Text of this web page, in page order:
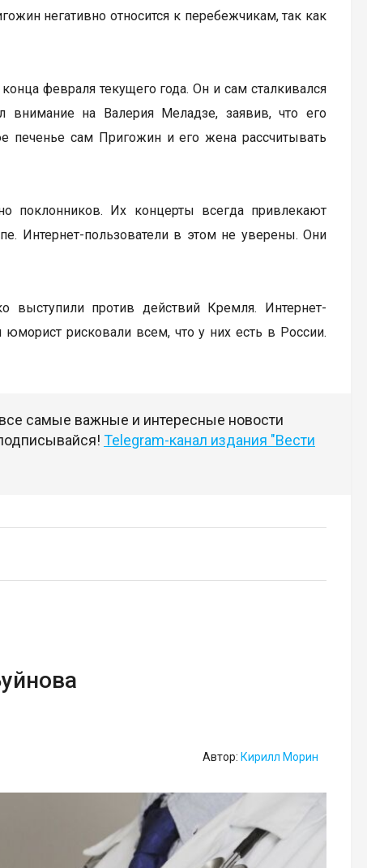
негативно относится к перебежчикам, так как
февраля текущего года. Он и сам сталкивался
внимание на Валерия Меладзе, заявив, что его
печенье сам Пригожин и его жена рассчитывать
поклонников. Их концерты всегда привлекают
Интернет-пользователи в этом не уверены. Они
против действий Кремля. Интернет-
рисковали всем, что у них есть в России.
самые важные и интересные новости
Telegram-канал издания "Вести
Автор: Кирилл Морин